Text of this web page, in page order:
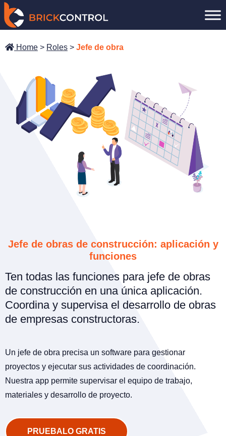
Saltar
al
Home > Roles > Jefe de obra
Jefe de obras de construcción: aplicación y
funciones
Ten todas las funciones para jefe de obras
de construcción en una única aplicación.
Coordina y supervisa el desarrollo de obras
de empresas constructoras.
Un jefe de obra precisa un software para gestionar
proyectos y ejecutar sus actividades de coordinación.
Nuestra app permite supervisar el equipo de trabajo,
materiales y desarrollo de proyecto.
PRUEBALO GRATIS